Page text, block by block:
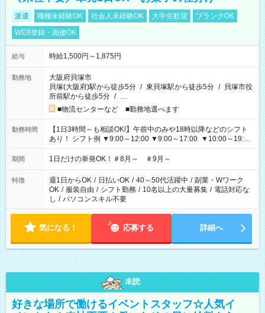
派遣 職種未経験OK 社会人未経験OK 大学生歓迎
ブランクOK
WEB登録・面接OK
給与 時給1,500円～1,875円
勤務地
大阪府貝塚市
貝塚(大阪府)駅から徒歩5分 / 東貝塚駅から徒歩5分 / 貝塚市役
所前駅から徒歩5分 / …
■物流センターなど ■勤務地選べます
勤務時間
【1日3時間～も相談OK!】午前中のみや18時以降などのシフト
あり！ シフト例 ▼9:00～12:00 ▼9:00～17:00 ▼10:00～19:00
▼18:00～21:00
期間 1日だけの単発OK！＃8月～ ＃9月～
特徴 週1日からOK / 日払いOK / 40～50代活躍中 / 副業・Wワーク
OK / 服装自由 / シフト勤務 / 10名以上の大量募集 / 電話対応な
し / パソコンスキル不要
気になる！ 応募する 詳細へ
未読
好きな場所で働けるイベントスタッフ☆人気イ